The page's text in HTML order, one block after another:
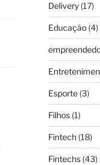
Delivery(17)
Educação(4)
Esporte(3)
Filhos(1)
Fintech(18)
Fintechs(43)